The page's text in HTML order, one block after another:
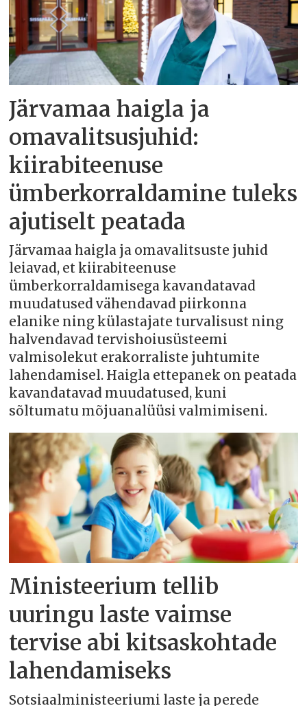
Järvamaa haigla ja
omavalitsusjuhid:
kiirabiteenuse
ümberkorraldamine tuleks
ajutiselt peatada
Järvamaa haigla ja omavalitsuste juhid
leiavad, et kiirabiteenuse
ümberkorraldamisega kavandatavad
muudatused vähendavad piirkonna
elanike ning külastajate turvalisust ning
halvendavad tervishoiusüsteemi
valmisolekut erakorraliste juhtumite
lahendamisel. Haigla ettepanek on peatada
kavandatavad muudatused, kuni
sõltumatu mõjuanalüüsi valmimiseni.
Ministeerium tellib
uuringu laste vaimse
tervise abi kitsaskohtade
lahendamiseks
Sotsiaalministeeriumi laste ja perede